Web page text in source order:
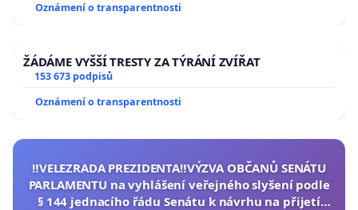
Oznámení o transparentnosti
ŽÁDÁME VYŠŠÍ TRESTY ZA TÝRÁNÍ ZVÍŘAT
153 673 podpisů
Oznámení o transparentnosti
‼️VELEZRADA PREZIDENTA‼️VÝZVA OBČANŮ SENÁTU
PARLAMENTU na vyhlášení veřejného slyšení podle
§ 144 jednacího řádu Senátu k návrhu na přijetí